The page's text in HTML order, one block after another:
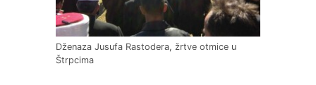
Dženaza Jusufa Rastodera, žrtve otmice u
Štrpcima